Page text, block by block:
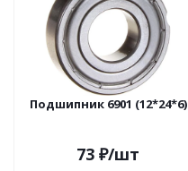
Подшипник 6901 (12*24*6)
73 ₽/шт